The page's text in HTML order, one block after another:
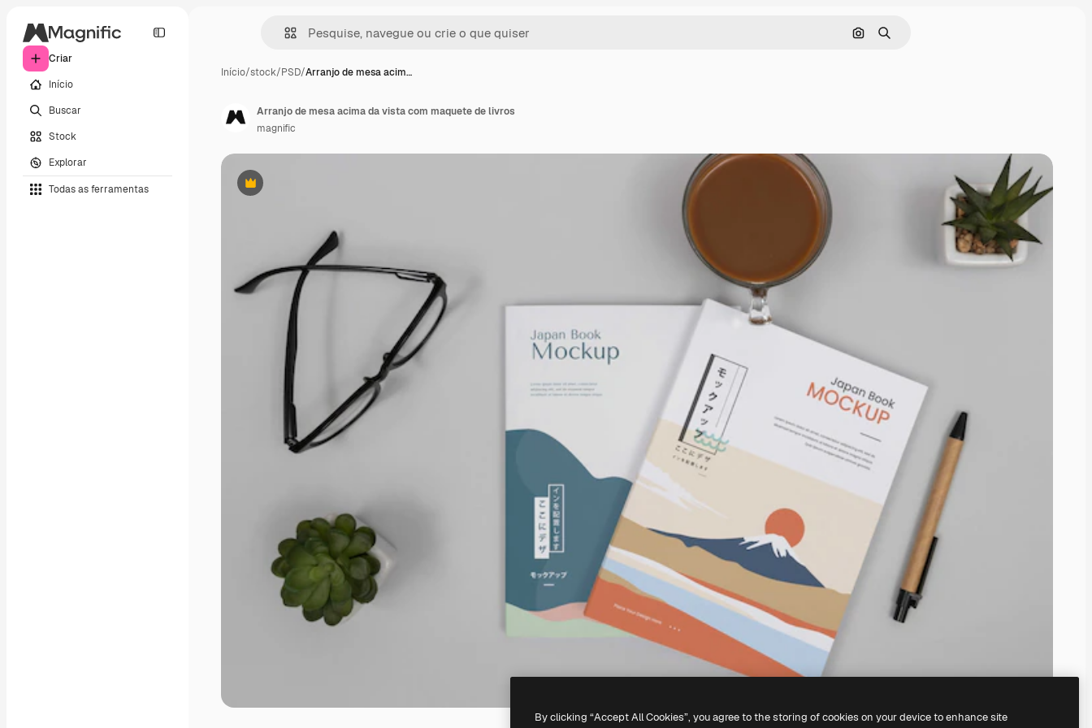
Criar
Início
Buscar
Stock
Explorar
Todas as ferramentas
Pesquisar por imagem
Buscar
Início/stock/PSD/Arranjo de mesa acim…
Premium
Arranjo de mesa acima da vista com maquete de livros
magnific
By clicking “Accept All Cookies”, you agree to the storing of cookies on your device to enhance site